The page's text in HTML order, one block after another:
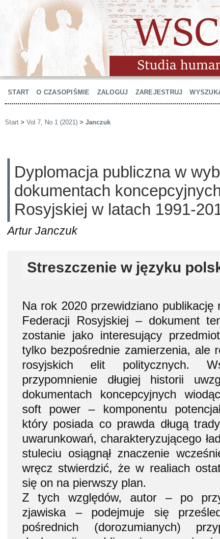
START O CZASOPIŚMIE ZALOGUJ ZAREJESTRUJ
Start > Vol 7, No 1 (2021) > Janczuk
Dyplomacja publiczna w
dokumentach
Rosyjskiej w latach 1991-
Artur Janczuk
Streszczenie w języku
Na rok 2020 przewidziano publikację
Federacji Rosyjskiej – dokument
zostanie jako interesujący
tylko bezpośrednie zamierzenia, ale
rosyjskich elit politycznych.
przypomnienie długiej historii
dokumentach koncepcyjnych
soft power – komponentu
który posiada co prawda długą
uwarunkowań, charakteryzującego
stuleciu osiągnął znaczenie
wręcz stwierdzić, że w realiach
się on na pierwszy plan.
Z tych względów, autor – po
zjawiska – podejmuje się
pośrednich (dorozumianych)